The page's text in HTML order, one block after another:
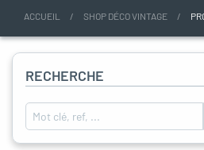
ACCUEIL SHOP DÉCO VINTAGE
RECHERCHE
Rechercher :
menu
menu